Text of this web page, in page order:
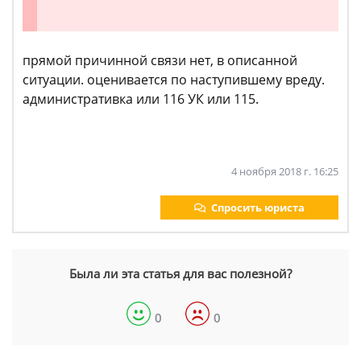
прямой причинной связи нет, в описанной
ситуации. оценивается по наступившему вреду.
административка или 116 УК или 115.
4 ноября 2018 г. 16:25
Спросить юриста
Была ли эта статья для вас полезной?
0 0